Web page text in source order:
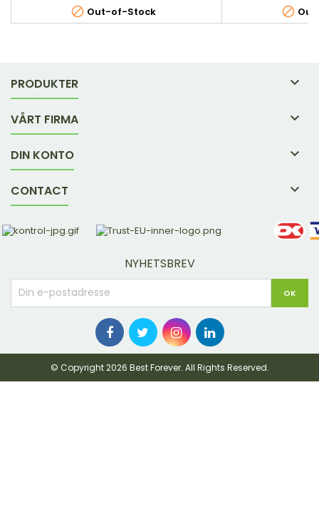
 Out-of-Stock 
PRODUKTER 
VÅRT FIRMA 
DIN KONTO 
CONTACT 
NYHETSBREV
© Copyright 2026 Best Forever. All Rights Reserved.